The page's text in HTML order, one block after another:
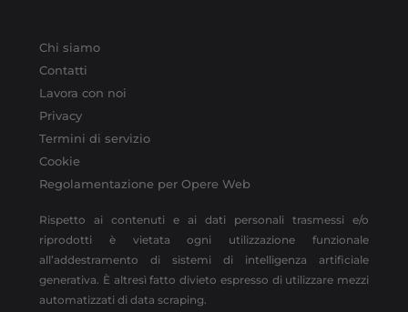
Chi siamo
Contatti
Lavora con noi
Privacy
Termini di servizio
Cookie
Regolamentazione per Opere Web
Rispetto ai contenuti e ai dati personali trasmessi e/o
riprodotti è vietata ogni utilizzazione funzionale
all’addestramento di sistemi di intelligenza artificiale
generativa. È altresì fatto divieto espresso di utilizzare mezzi
automatizzati di data scraping.